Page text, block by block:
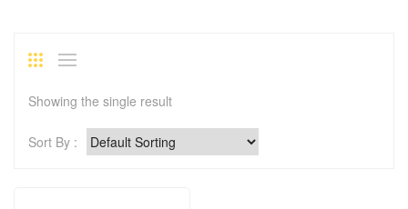
Showing the single result
Sort By :